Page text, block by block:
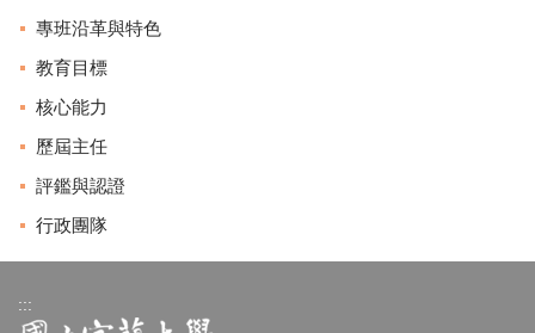
專班沿革與特色
教育目標
核心能力
歷屆主任
評鑑與認證
行政團隊
:::